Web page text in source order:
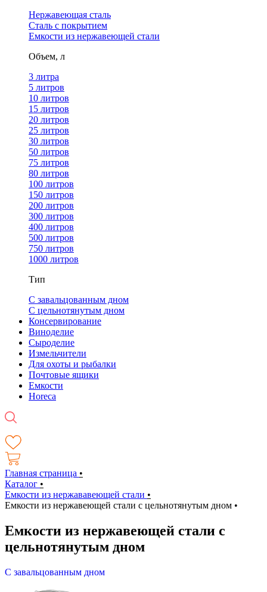
Нержавеющая сталь
Сталь с покрытием
Емкости из нержавеющей стали
Объем, л
3 литра
5 литров
10 литров
15 литров
20 литров
25 литров
30 литров
50 литров
75 литров
80 литров
100 литров
150 литров
200 литров
300 литров
400 литров
500 литров
750 литров
1000 литров
Тип
С завальцованным дном
С цельнотянутым дном
Консервирование
Виноделие
Сыроделие
Измельчители
Для охоты и рыбалки
Почтовые ящики
Емкости
Horeca
Главная страница •
Каталог •
Емкости из нержававеющей стали •
Емкости из нержавеющей стали с цельнотянутым дном •
Емкости из нержавеющей стали с
цельнотянутым дном
С завальцованным дном